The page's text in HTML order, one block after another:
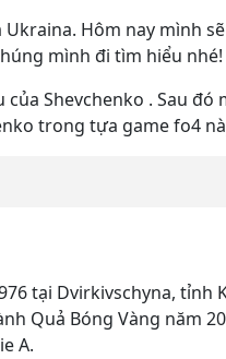
Hôm nay mình sẽ
mình đi tìm hiểu nhé!
Shevchenko . Sau đó
trong tựa game fo4
tại Dvirkivschyna, tỉnh
Quả Bóng Vàng năm
A.